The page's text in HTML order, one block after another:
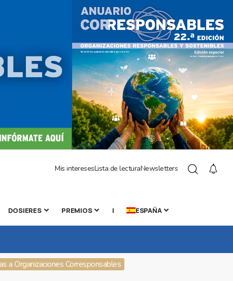
Mis interesesLista de lecturaNewsletters
DOSIERES PREMIOS | ESPAÑA
a Organizaciones Corresponsables